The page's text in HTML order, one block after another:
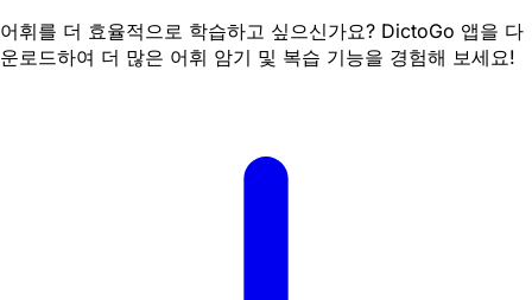
어휘를 더 효율적으로 학습하고 싶으신가요? DictoGo 앱을 다
운로드하여 더 많은 어휘 암기 및 복습 기능을 경험해 보세요!